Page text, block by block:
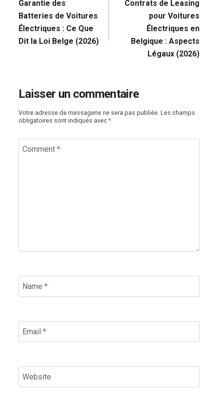
l’article
Garantie des
Batteries de Voitures
Électriques : Ce Que
Dit la Loi Belge (2026)
Contrats de Leasing
pour Voitures
Électriques en
Belgique : Aspects
Légaux (2026)
Laisser un commentaire
Votre adresse de messagerie ne sera pas publiée. Les champs
obligatoires sont indiqués avec*
Comment *
Name *
Email *
Website